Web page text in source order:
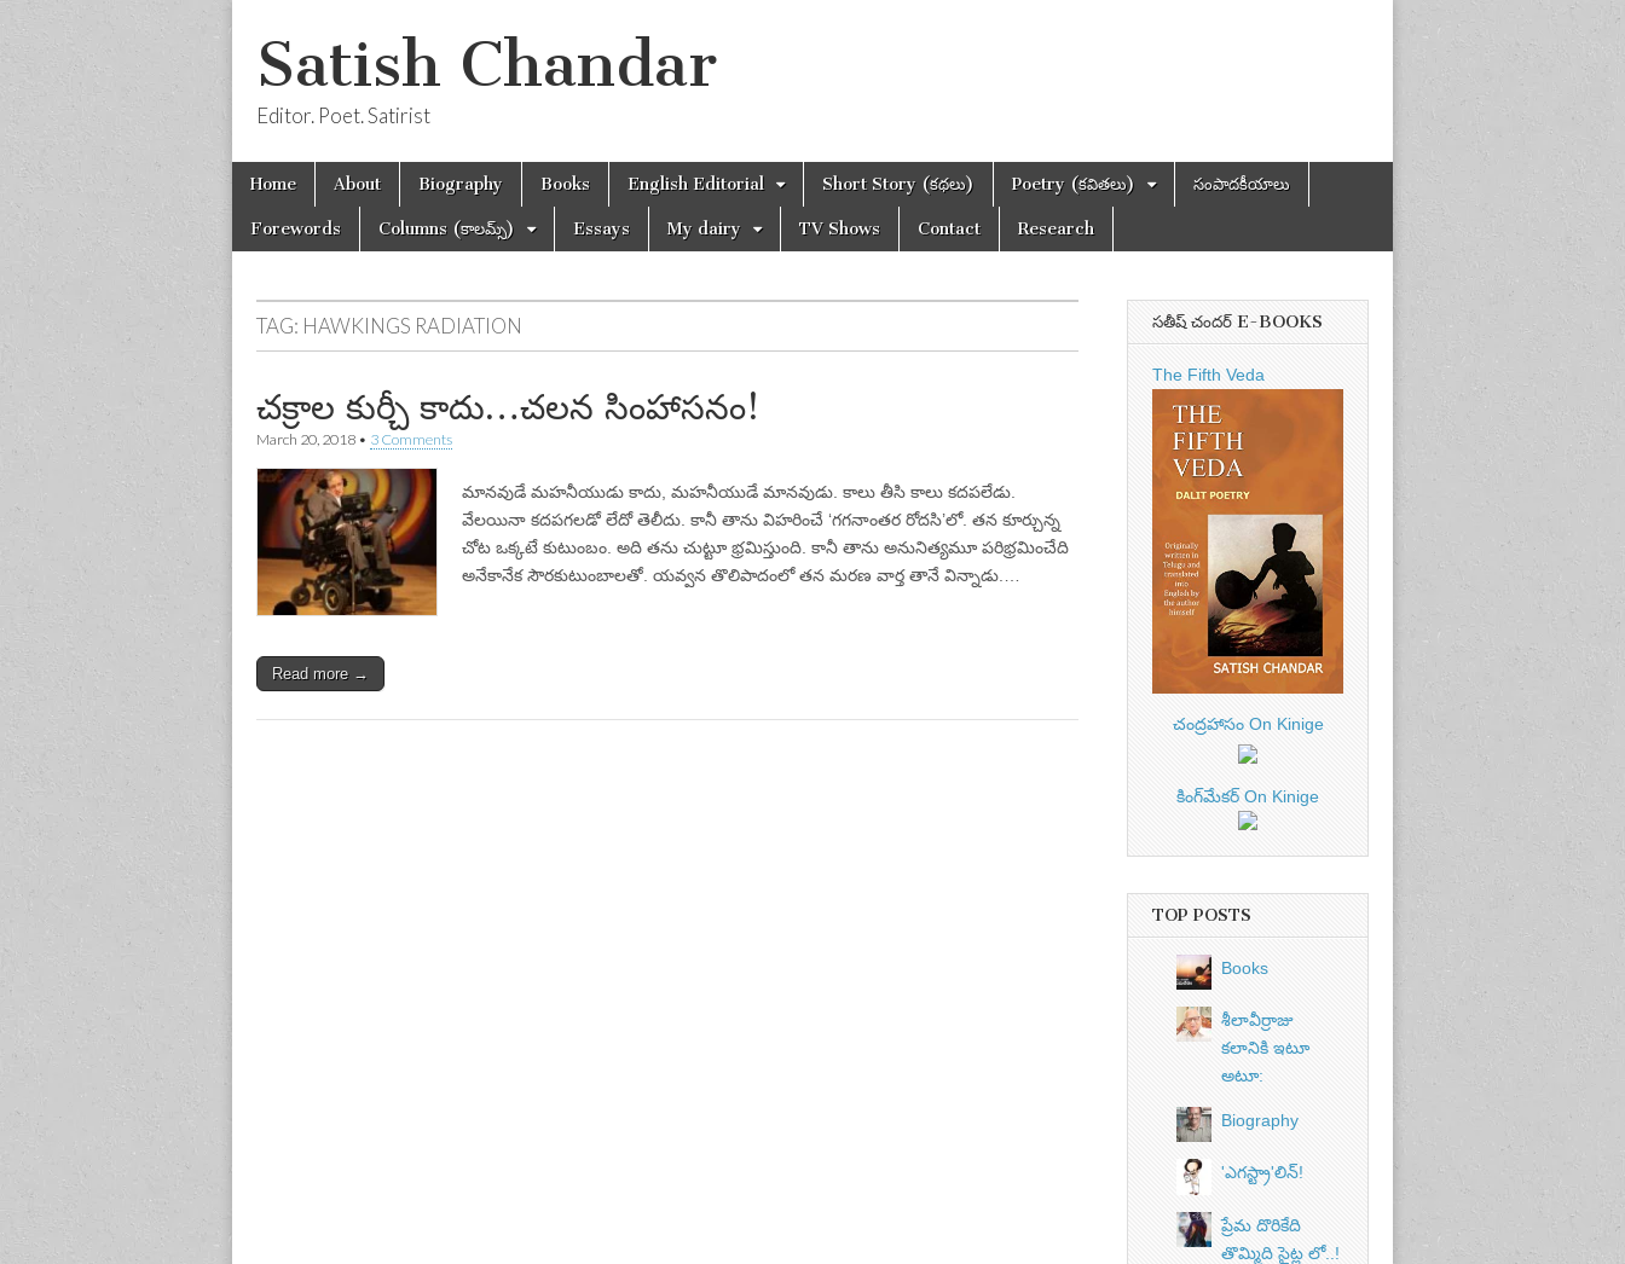
Satish Chandar
Editor. Poet. Satirist
Main
Skip
content
Home About Biography Books English Editorial Short Story (కథలు) Poetry (కవితలు) సంపాదకీయాలు
Forewords Columns (కాలమ్స్) Essays My dairy TV Shows Contact Research
TAG: HAWKINGS RADIATION
చక్రాల కుర్చీ కాదు…చలన సింహాసనం!
March 20, 2018 • 3 Comments
మానవుడే మహనీయుడు కాదు, మహనీయుడే మానవుడు. కాలు తీసి కాలు కదపలేడు.
వేలయినా కదపగలడో లేదో తెలీదు. కానీ తాను విహరించే ‘గగనాంతర రోదసి’లో. తన కూర్చున్న
చోట ఒక్కటే కుటుంబం. అది తను చుట్టూ భ్రమిస్తుంది. కానీ తాను అనునిత్యమూ పరిభ్రమించేది
అనేకానేక సౌరకుటుంబాలతో. యవ్వన తొలిపాదంలో తన మరణ వార్త తానే విన్నాడు.…
Read more →
సతీష్ చందర్ E-BOOKS
The Fifth Veda
చంద్రహాసం On Kinige
కింగ్‌మేకర్ On Kinige
TOP POSTS
Books
శీలావీర్రాజు
కలానికి ఇటూ
అటూ:
Biography
'ఎగస్ట్రా'లిన్‌!
ప్రేమ దొరికేది
తొమ్మిది సైట్ల లో..!